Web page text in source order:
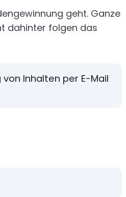
geht. Ganze
dahinter folgen das
Inhalten per E-Mail